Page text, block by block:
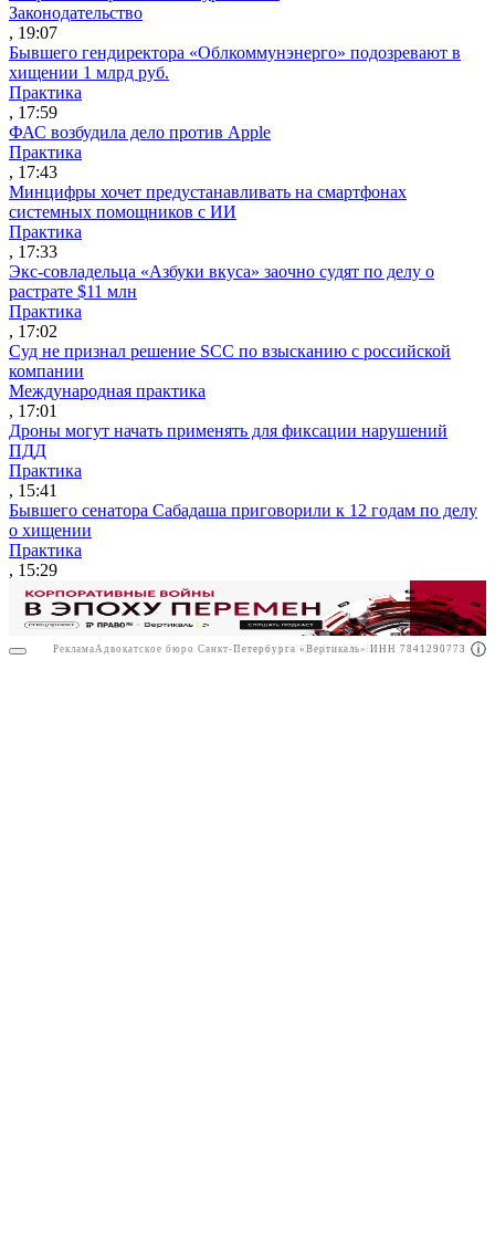
РекламаАО"ПРАВО.РУ" ИНН: 7708095468
Законодательство
, 19:07
Бывшего гендиректора «Облкоммунэнерго» подозревают в
хищении 1 млрд руб.
Практика
, 17:59
ФАС возбудила дело против Apple
Практика
, 17:43
Минцифры хочет предустанавливать на смартфонах
системных помощников с ИИ
Практика
, 17:33
Экс-совладельца «Азбуки вкуса» заочно судят по делу о
растрате $11 млн
Практика
, 17:02
Суд не признал решение SCC по взысканию с российской
компании
Международная практика
, 17:01
Дроны могут начать применять для фиксации нарушений
ПДД
Практика
, 15:41
Бывшего сенатора Сабадаша приговорили к 12 годам по делу
о хищении
Практика
, 15:29
Реклама Адвокатское бюро Санкт-Петербурга «Вертикаль» ИНН 7841290773